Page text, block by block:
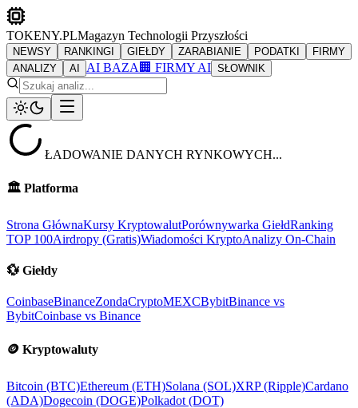
TOKENY.PLMagazyn Technologii Przyszłości
NEWSY RANKINGI GIEŁDY ZARABIANIE PODATKI
FIRMY
ANALIZY
AI AI BAZA 🏢 FIRMY AI SŁOWNIK
ŁADOWANIE DANYCH RYNKOWYCH...
🏛️ Platforma
Strona GłównaKursy KryptowalutPorównywarka GiełdRanking
TOP 100Airdropy (Gratis)Wiadomości KryptoAnalizy On-Chain
💱 Giełdy
CoinbaseBinanceZondaCryptoMEXCBybitBinance vs
BybitCoinbase vs Binance
🪙 Kryptowaluty
Bitcoin (BTC)Ethereum (ETH)Solana (SOL)XRP (Ripple)Cardano
(ADA)Dogecoin (DOGE)Polkadot (DOT)